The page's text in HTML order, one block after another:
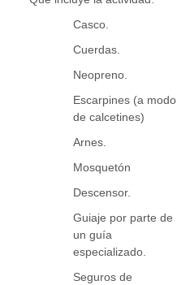
Casco.
Cuerdas.
Neopreno.
Escarpines (a modo
de calcetines)
Arnes.
Mosquetón
Descensor.
Guiaje por parte de
un guía
especializado.
Seguros de